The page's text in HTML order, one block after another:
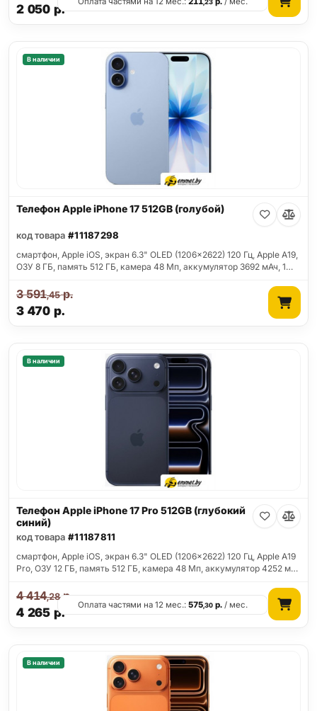
2 050 р.
,23
В наличии
Телефон Apple iPhone 17 512GB (голубой)
код товара #11187298
смартфон, Apple iOS, экран 6.3" OLED (1206x2622) 120 Гц, Apple A19,
ОЗУ 8 ГБ, память 512 ГБ, камера 48 Мп, аккумулятор 3692 мАч, 1…
3 470 р.
3 591,45р.
В наличии
Телефон Apple iPhone 17 Pro 512GB (глубокий
синий)
код товара #11187811
смартфон, Apple iOS, экран 6.3" OLED (1206x2622) 120 Гц, Apple A19
Pro, ОЗУ 12 ГБ, память 512 ГБ, камера 48 Мп, аккумулятор 4252 м…
4 265 р.
4 414,28р.
Оплата частями на 12 мес.:575,30 р. / мес.
В наличии